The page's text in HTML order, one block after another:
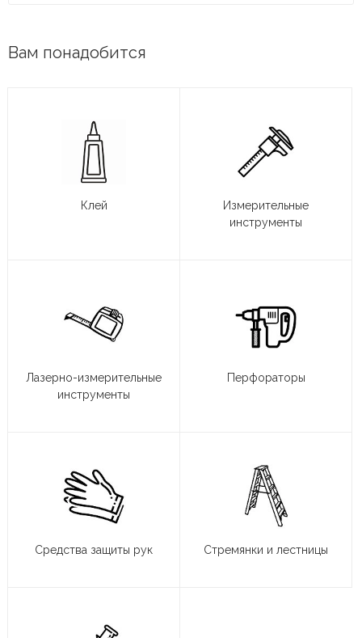
Вам понадобится
Клей
Измерительные
инструменты
Лазерно-измерительные
инструменты
Перфораторы
Средства защиты рук Стремянки и лестницы